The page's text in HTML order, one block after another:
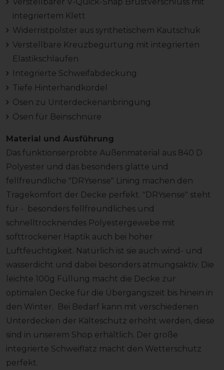
integriertem Klett
Widerristpolster aus synthetischem Kautschuk
Verstellbare Kreuzbegurtung mit integrierten
Elastikschlaufen
Integrierte Schweifabdeckung
Tiefe Hinterhandkordel
Ösen zu Unterdeckenanbringung
Ösen für Beinschnüre
Material und Ausführung
Das funktionserprobte Außenmaterial aus 840 D
Polyester und das besonders glatte und
fellfreundliche "DRYsense" Lining machen den
Tragekomfort der Decke perfekt. "DRYsense" steht
für - besonders fellfreundliches und
schnelltrocknendes Polyestergewebe mit
softtrockener Haptik auch bei hoher
Luftfeuchtigkeit. Natürlich ist sie auch wind- und
wasserdicht und dabei besonders atmungsaktiv. Die
leichte 100g Füllung macht die Decke zur
optimalen Decke für die Übergangszeit bis hinein in
den Winter. Bei Bedarf kann mit verschiedenen
Unterdecken der Kälteschutz erhöht werden, diese
sind in unserem Shop erhältlich. Der große
integrierte Schweiflatz macht den Wetterschutz
perfekt.